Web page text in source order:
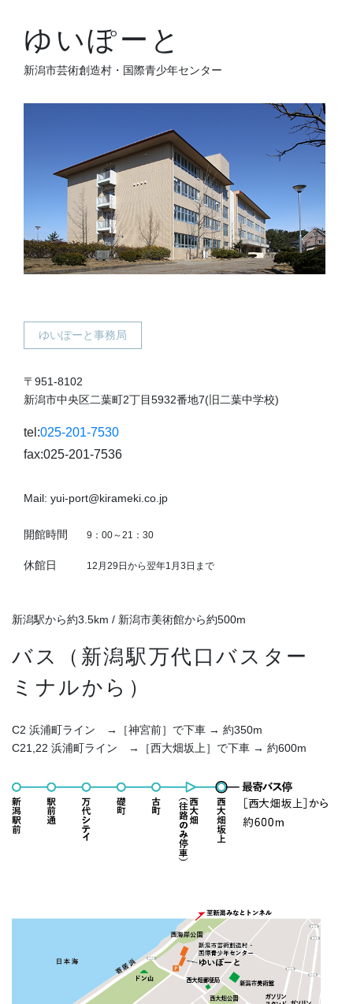
ゆいぽーと
新潟市芸術創造村・国際青少年センター
ゆいぽーと事務局
〒951-8102
新潟市中央区二葉町2丁目5932番地7(旧二葉中学校)
tel:025-201-7530
fax:025-201-7536
Mail: yui-port@kirameki.co.jp
開館時間 9：00～21：30
休館日 12月29日から翌年1月3日まで
新潟駅から約3.5km / 新潟市美術館から約500m
バス（新潟駅万代口バスター
ミナルから）
C2 浜浦町ライン →［神宮前］で下車 → 約350m
C21,22 浜浦町ライン →［西大畑坂上］で下車 → 約600m